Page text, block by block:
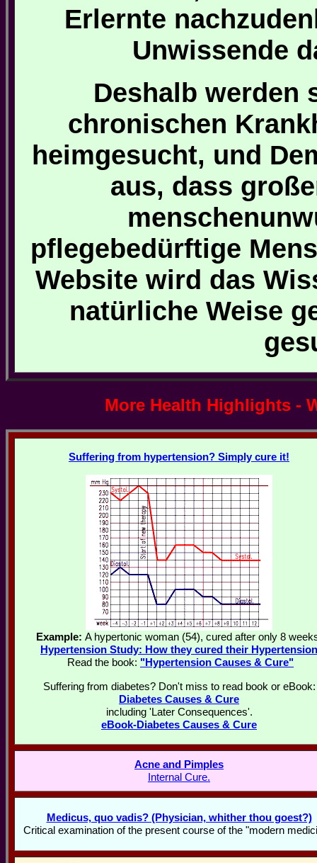
Erlernte
Unwissende
Deshalb werden
chronischen
heimgesucht, und
aus, dass
pflegebedürftige
Website wird das
natürliche Weise
More Health Highlights -
Suffering from hypertension? Simply cure it!
Example: A hypertonic woman (54), cured after only 8
Hypertension Study: How they cured their Hypertension
Read the book: "Hypertension Causes & Cure"
Suffering from diabetes? Don't miss to read book or eBook:
Diabetes Causes & Cure
including 'Later Consequences'.
eBook-Diabetes Causes & Cure
Acne and Pimples
Internal Cure.
Medicus, quo vadis? (Physician, whither thou goest?)
Critical examination of the present course of the "modern